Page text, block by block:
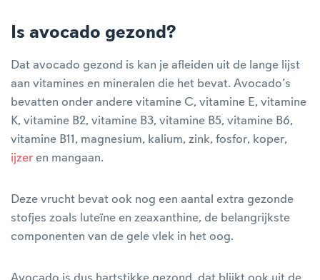
Is avocado gezond?
Dat avocado gezond is kan je afleiden uit de lange lijst
aan vitamines en mineralen die het bevat. Avocado’s
bevatten onder andere vitamine C, vitamine E, vitamine
K, vitamine B2, vitamine B3, vitamine B5, vitamine B6,
vitamine B11, magnesium, kalium, zink, fosfor, koper,
ijzer en mangaan.
Deze vrucht bevat ook nog een aantal extra gezonde
stofjes zoals luteïne en zeaxanthine, de belangrijkste
componenten van de gele vlek in het oog.